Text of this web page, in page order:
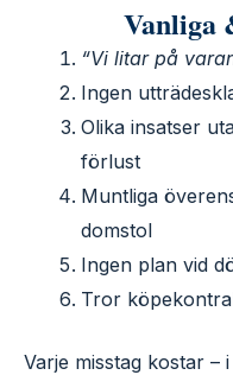
Vanliga
“Vi litar på
Ingen
Olika insatser
förlust
Muntliga
domstol
Ingen plan vid
Tror
Varje misstag kostar –